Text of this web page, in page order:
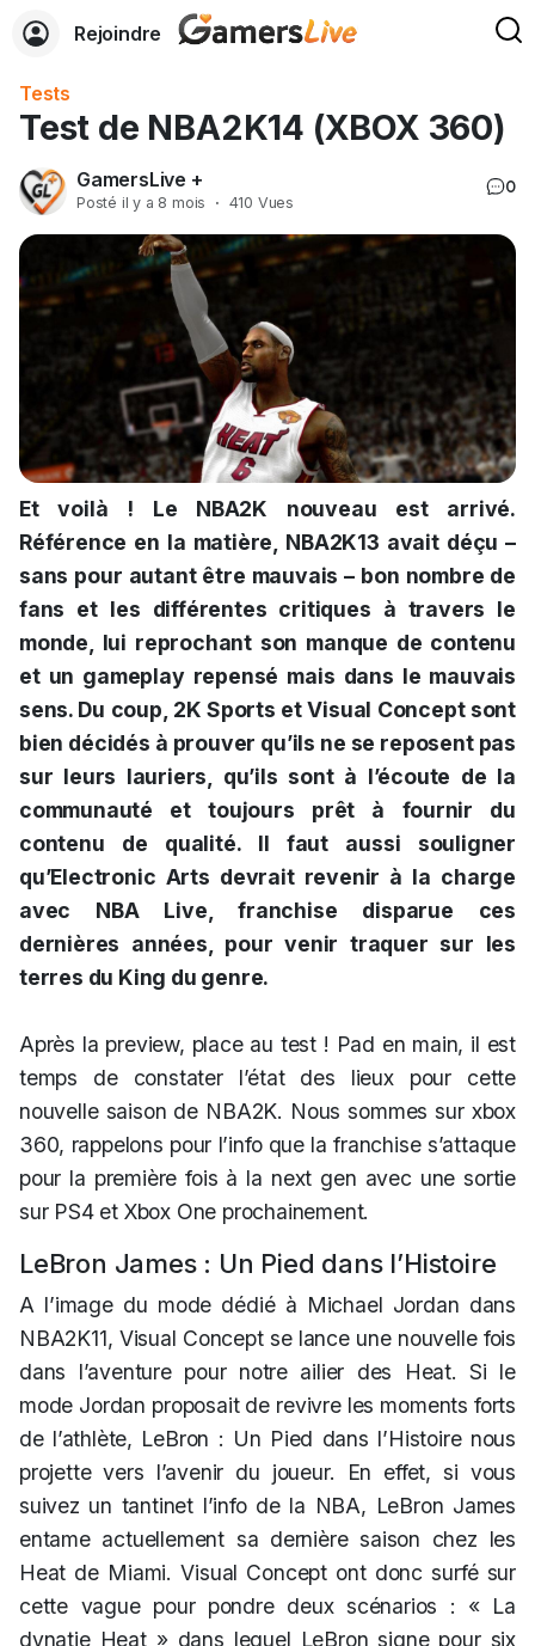
Rejoindre
Tests
Test de NBA2K14 (XBOX 360)
GamersLive +
Posté il y a 8 mois · 410 Vues
0
Et voilà ! Le NBA2K nouveau est arrivé.
Référence en la matière, NBA2K13 avait déçu –
sans pour autant être mauvais – bon nombre de
fans et les différentes critiques à travers le
monde, lui reprochant son manque de contenu
et un gameplay repensé mais dans le mauvais
sens. Du coup, 2K Sports et Visual Concept sont
bien décidés à prouver qu’ils ne se reposent pas
sur leurs lauriers, qu’ils sont à l’écoute de la
communauté et toujours prêt à fournir du
contenu de qualité. Il faut aussi souligner
qu’Electronic Arts devrait revenir à la charge
avec NBA Live, franchise disparue ces
dernières années, pour venir traquer sur les
terres du King du genre.
Après la preview, place au test ! Pad en main, il est
temps de constater l’état des lieux pour cette
nouvelle saison de NBA2K. Nous sommes sur xbox
360, rappelons pour l’info que la franchise s’attaque
pour la première fois à la next gen avec une sortie
sur PS4 et Xbox One prochainement.
LeBron James : Un Pied dans l’Histoire
A l’image du mode dédié à Michael Jordan dans
NBA2K11, Visual Concept se lance une nouvelle fois
dans l’aventure pour notre ailier des Heat. Si le
mode Jordan proposait de revivre les moments forts
de l’athlète, LeBron : Un Pied dans l’Histoire nous
projette vers l’avenir du joueur. En effet, si vous
suivez un tantinet l’info de la NBA, LeBron James
entame actuellement sa dernière saison chez les
Heat de Miami. Visual Concept ont donc surfé sur
cette vague pour pondre deux scénarios : « La
dynatie Heat » dans lequel LeBron signe pour six